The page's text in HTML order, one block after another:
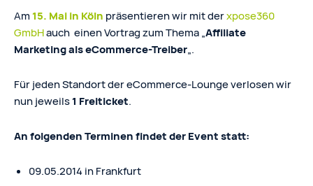
Am15. Mai in Köln präsentieren wir mit derxpose360
GmbHauch einen Vortrag zum Thema „Affiliate
Marketing als eCommerce-Treiber„.
Für jeden Standort der eCommerce-Lounge verlosen wir
nun jeweils1 Freiticket.
An folgenden Terminen findet der Event statt:
09.05.2014 in Frankfurt